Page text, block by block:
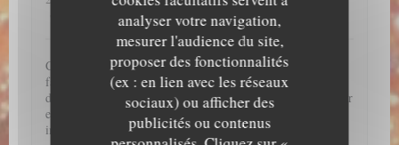
analyser votre navigation,
mesurer l'audience du site,
proposer des fonctionnalités
(ex : en lien avec les réseaux
sociaux) ou afficher des
publicités ou contenus
Ambiance : /5
C'est un très bon restaurant. J'adore les anguilles donc il
fallait absolument que je teste ce restaurant et je ne suis pas
déçu !!! J'ai hâte d'y retourner !! Par ailleurs, j'ai pu réserver
en ligne. L'accueil et le service de l'ensemble de l'équipe est
impeccable !!